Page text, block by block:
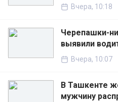
Вчера, 10:18
Черепашки-
выявили
Вчера, 10:07
В Ташкенте
мужчину